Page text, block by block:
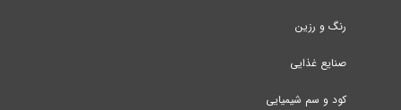
رنگ و رزین
صنایع غذایی
کود و سم شیمیایی